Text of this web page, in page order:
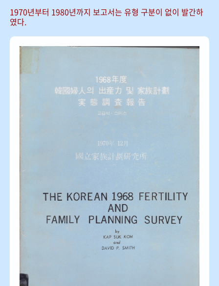
1970년부터 1980년까지 보고서는 유형 구분이 없이 발간하
였다.